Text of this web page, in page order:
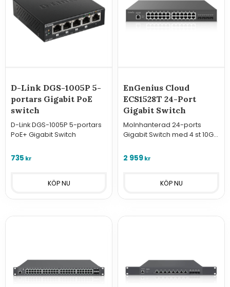
D-Link DGS-1005P 5-
portars Gigabit PoE
switch
D-Link DGS-1005P 5-portars
PoE+ Gigabit Switch
735 kr
EnGenius Cloud
ECS1528T 24-Port
Gigabit Switch
Molnhanterad 24-ports
Gigabit Switch med 4 st 10G
2+ prestanda för
2 959kr